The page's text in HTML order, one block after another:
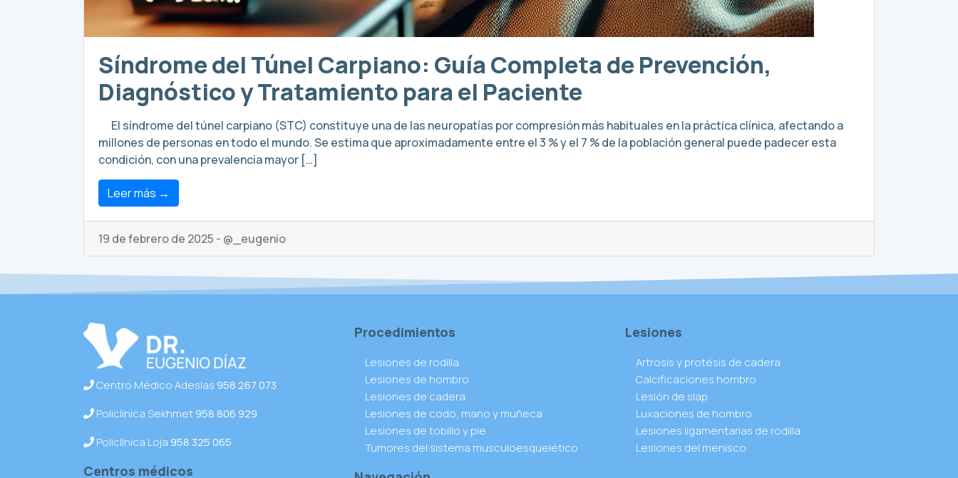
Síndrome del Túnel Carpiano: Guía Completa de Prevención,
Diagnóstico y Tratamiento para el Paciente
El síndrome del túnel carpiano (STC) constituye una de las neuropatías por compresión más habituales en la práctica clínica, afectando a
millones de personas en todo el mundo. Se estima que aproximadamente entre el 3 % y el 7 % de la población general puede padecer esta
condición, con una prevalencia mayor […]
Leer más →
19 de febrero de 2025 - @_eugenio
Centro Médico Adeslas 958 267 073
Policlínica Sekhmet958 806 929
Policlínica Loja 958 325 065
Centros médicos
Procedimientos
Lesiones de rodilla
Lesiones de hombro
Lesiones de cadera
Lesiones de codo, mano y muñeca
Lesiones de tobillo y pie
Tumores del sistema musculoesquelético
Lesiones
Artrosis y protésis de cadera
Calcificaciones hombro
Lesión de slap
Luxaciones de hombro
Lesiones ligamentarias de rodilla
Lesiones del menisco